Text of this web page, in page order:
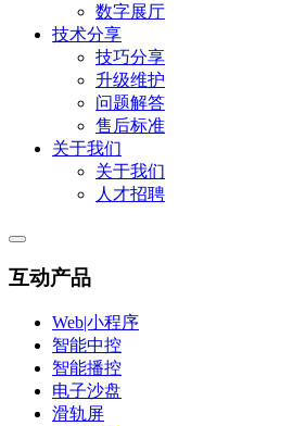
数字展厅
技术分享
技巧分享
升级维护
问题解答
售后标准
关于我们
关于我们
人才招聘
互动产品
Web|小程序
智能中控
智能播控
电子沙盘
滑轨屏